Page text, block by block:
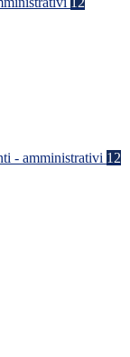
- amministrativi 12